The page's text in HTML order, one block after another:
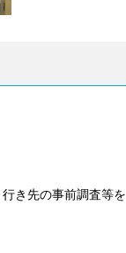
き先の事前調査等を